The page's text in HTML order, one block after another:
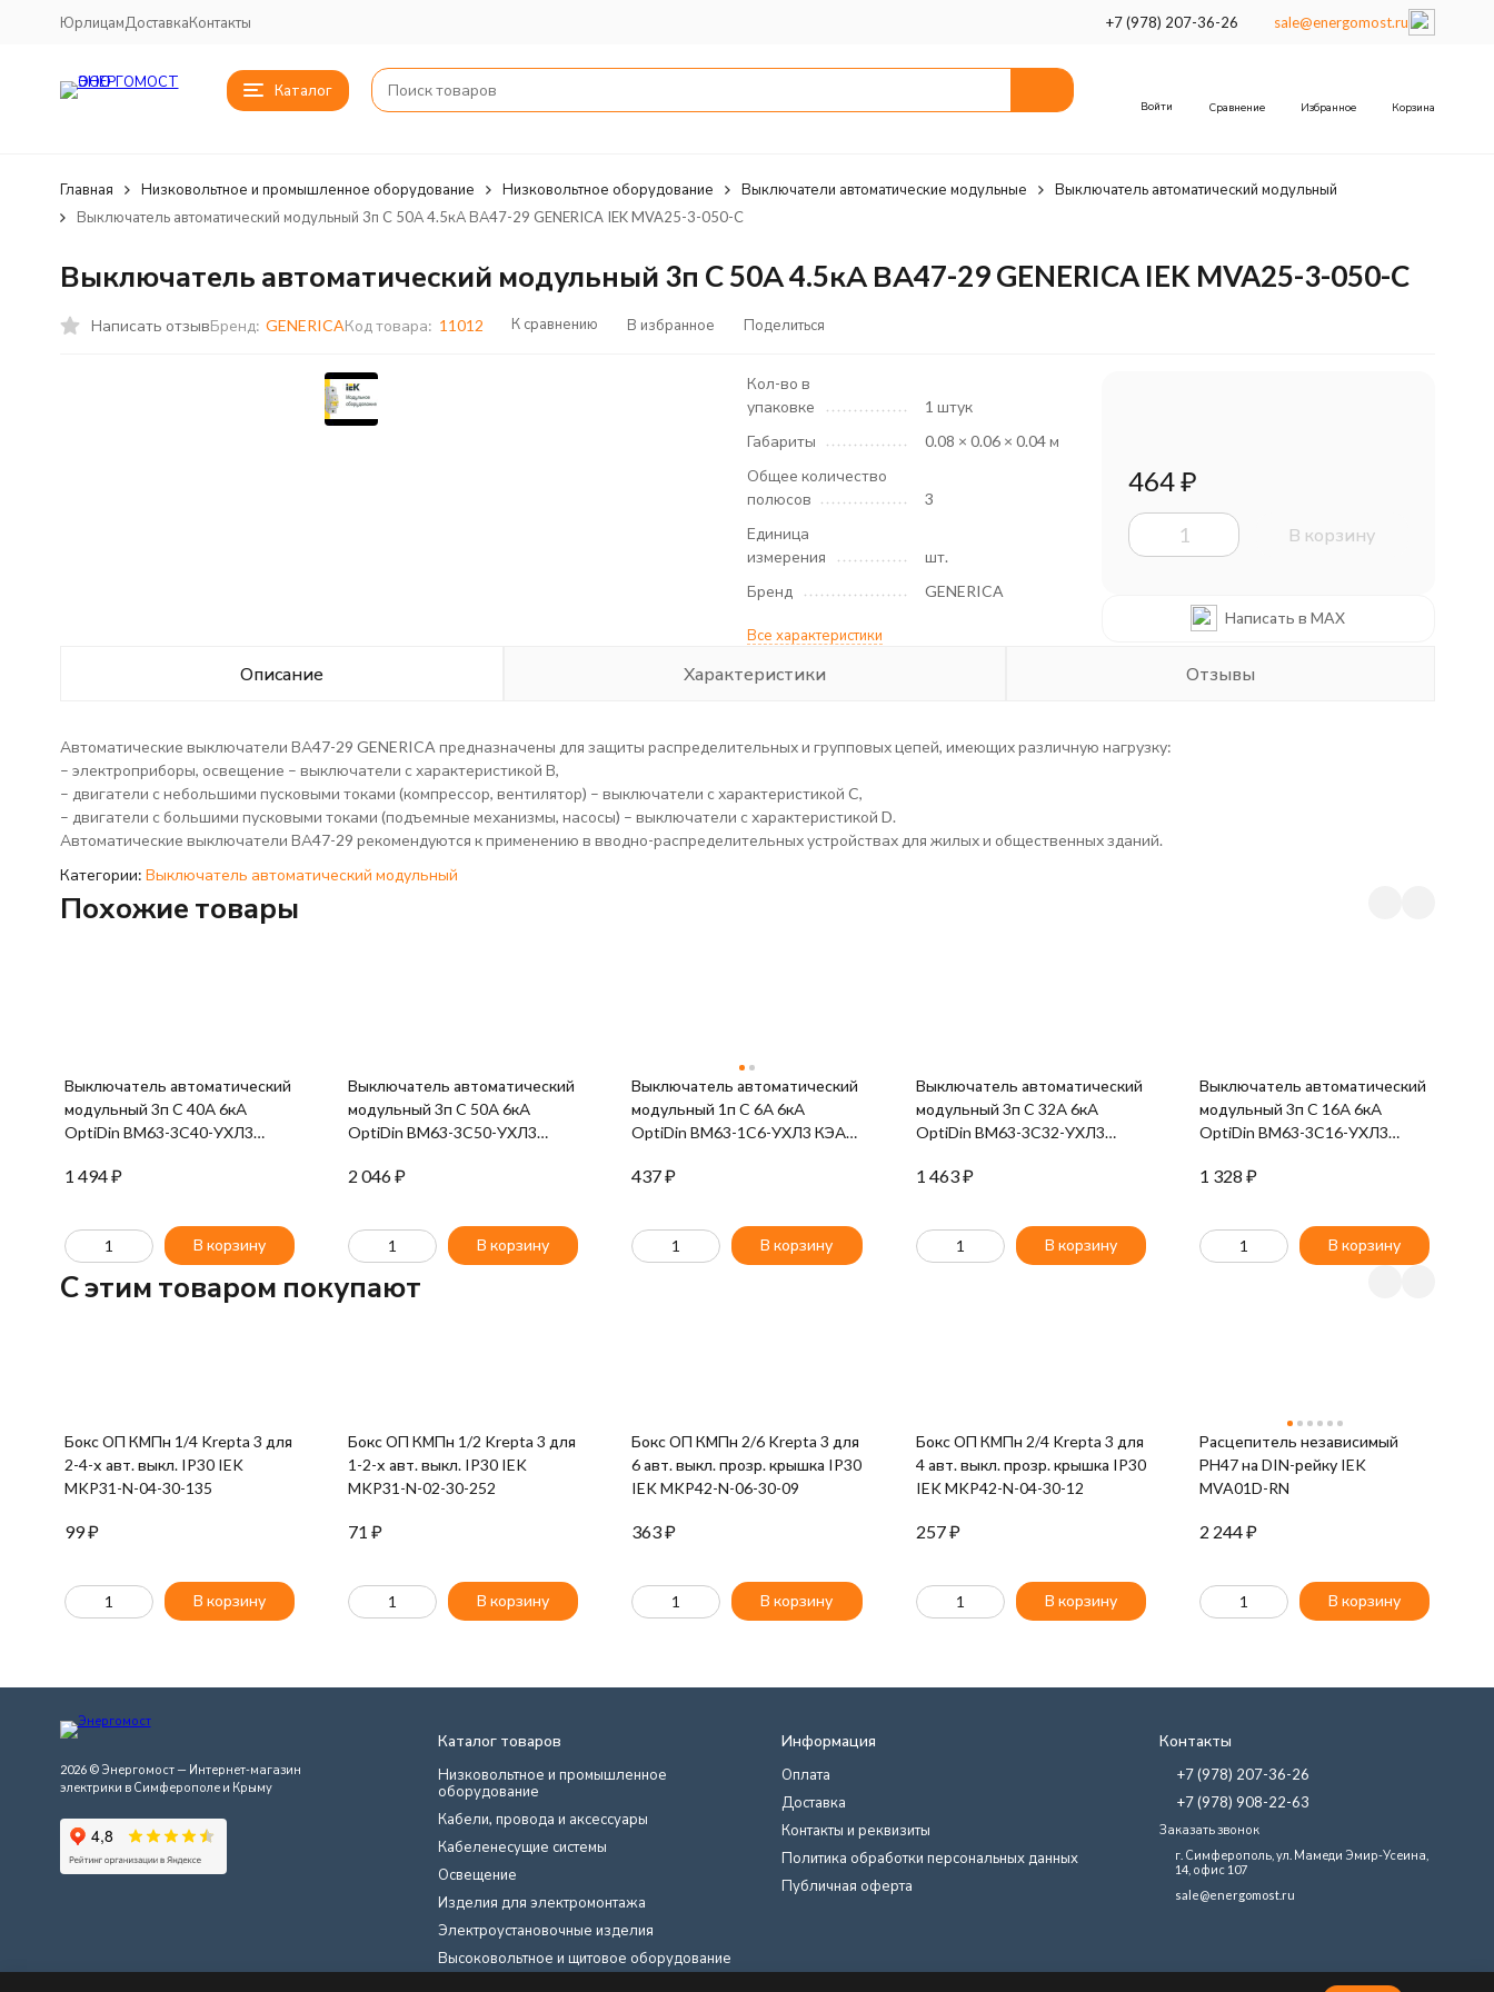
ЮрлицамДоставкаКонтакты +7 (978) 207-36-26 sale@energomost.ru
Каталог
Войти Сравнение Избранное Корзина
Главная Низковольтное и промышленное оборудование Низковольтное оборудование Выключатели автоматические модульные
Выключатель автоматический модульный
Выключатель автоматический модульный 3п C 50А 4.5кА ВА47-29 GENERICA IEK MVA25-3-050-C
Выключатель автоматический модульный 3п C 50А 4.5кА ВА47-29 GENERICA IEK MVA25-3-050-C
Написать отзывБренд: GENERICAКод товара: 11012 К сравнению В избранное Поделиться
Кол-во в
упаковке
1 штук
Габариты
0.08 × 0.06 × 0.04 м
Общее количество
полюсов
3
Единица
измерения
шт.
Бренд
GENERICA
Все характеристики
464₽
В корзину
Написать в MAX
Описание Характеристики Отзывы
Автоматические выключатели ВА47-29 GENERICA предназначены для защиты распределительных и групповых цепей, имеющих различную нагрузку:
– электроприборы, освещение – выключатели с характеристикой В,
– двигатели с небольшими пусковыми токами (компрессор, вентилятор) – выключатели с характеристикой C,
– двигатели с большими пусковыми токами (подъемные механизмы, насосы) – выключатели с характеристикой D.
Автоматические выключатели ВА47-29 рекомендуются к применению в вводно-распределительных устройствах для жилых и общественных зданий.
Категории: Выключатель автоматический модульный
Похожие товары
Выключатель автоматический
модульный 3п C 40А 6кА
OptiDin BM63-3C40-УХЛ3
1 494₽
В корзину
Выключатель автоматический
модульный 3п C 50А 6кА
OptiDin BM63-3C50-УХЛ3
2 046₽
В корзину
Выключатель автоматический
модульный 1п C 6А 6кА
OptiDin BM63-1C6-УХЛ3 КЭАЗ
437₽
В корзину
Выключатель автоматический
модульный 3п C 32А 6кА
OptiDin BM63-3C32-УХЛ3
1 463₽
В корзину
Выключатель автоматический
модульный 3п C 16А 6кА
OptiDin BM63-3C16-УХЛ3
1 328 ₽
В корзину
C этим товаром покупают
Бокс ОП КМПн 1/4 Krepta 3 для
2-4-х авт. выкл. IP30 IEK
MKP31-N-04-30-135
99₽
В корзину
Бокс ОП КМПн 1/2 Krepta 3 для
1-2-х авт. выкл. IP30 IEK
MKP31-N-02-30-252
71 ₽
В корзину
Бокс ОП КМПн 2/6 Krepta 3 для
6 авт. выкл. прозр. крышка IP30
IEK MKP42-N-06-30-09
363₽
В корзину
Бокс ОП КМПн 2/4 Krepta 3 для
4 авт. выкл. прозр. крышка IP30
IEK MKP42-N-04-30-12
257₽
В корзину
Расцепитель независимый
РН47 на DIN-рейку IEK
MVA01D-RN
2 244₽
В корзину
2026 © Энергомост — Интернет-магазин
электрики в Симферополе и Крыму
Каталог товаров
Низковольтное и промышленное
оборудование
Кабели, провода и аксессуары
Кабеленесущие системы
Освещение
Изделия для электромонтажа
Электроустановочные изделия
Высоковольтное и щитовое оборудование
Информация
Оплата
Доставка
Контакты и реквизиты
Политика обработки персональных данных
Публичная оферта
Контакты
+7 (978) 207-36-26
+7 (978) 908-22-63
Заказать звонок
г. Симферополь, ул. Мамеди Эмир-Усеина,
14, офис 107
sale@energomost.ru